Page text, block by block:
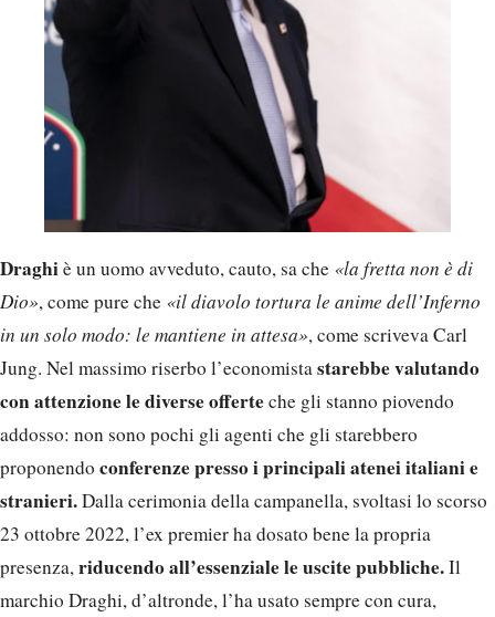
Draghiè un uomo avveduto, cauto, sa che «la fretta non è di
Dio», come pure che «il diavolo tortura le anime dell’Inferno
in un solo modo: le mantiene in attesa», come scriveva Carl
Jung. Nel massimo riserbo l’economista starebbe valutando
con attenzione le diverse offerteche gli stanno piovendo
addosso: non sono pochi gli agenti che gli starebbero
proponendo conferenze presso i principali atenei italiani e
stranieri.Dalla cerimonia della campanella, svoltasi lo scorso
23 ottobre 2022, l’ex premier ha dosato bene la propria
presenza, riducendo all’essenziale le uscite pubbliche.Il
marchio Draghi, d’altronde, l’ha usato sempre con cura,